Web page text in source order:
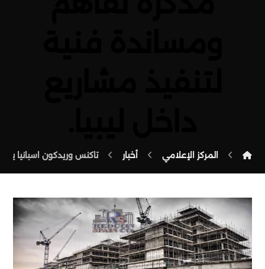
المركز الإعلامي أخبار تاكنس وريدكون اسبانيا